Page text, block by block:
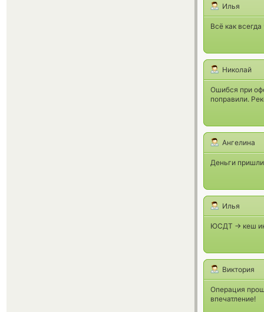
Илья
Всё как
Николай
Ошибся при
поправили.
Ангелина
Деньги
Илья
ЮСДТ -> кеш
Виктория
Операция
впечатление!